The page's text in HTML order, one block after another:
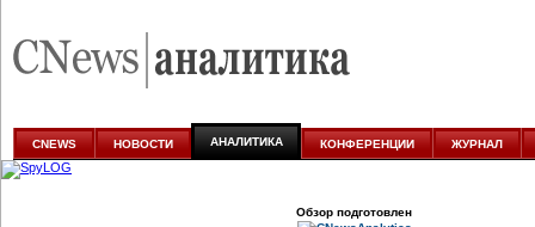
аналитике
CNEWS НОВОСТИ АНАЛИТИКА КОНФЕРЕНЦИИ ЖУРНАЛ
Обзор подготовлен